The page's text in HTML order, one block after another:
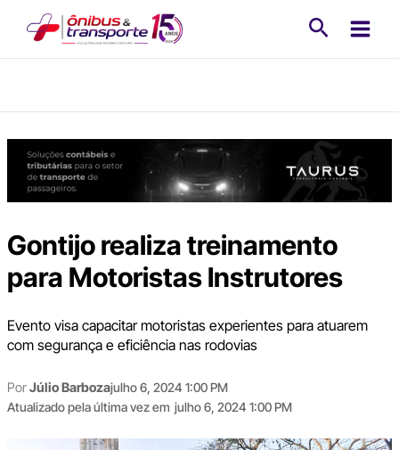
Gontijo realiza treinamento
para Motoristas Instrutores
Evento visa capacitar motoristas experientes para atuarem
com segurança e eficiência nas rodovias
PorJúlio Barbozajulho 6, 2024 1:00 PM
Atualizado pela última vez em julho 6, 2024 1:00 PM